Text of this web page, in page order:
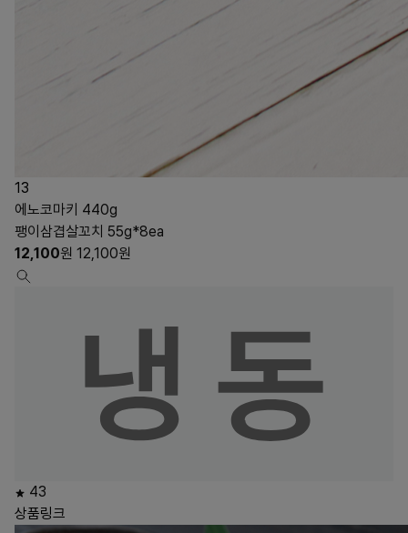
13
에노코마키 440g
팽이삼겹살꼬치 55g*8ea
12,100원 12,100원
43
상품링크